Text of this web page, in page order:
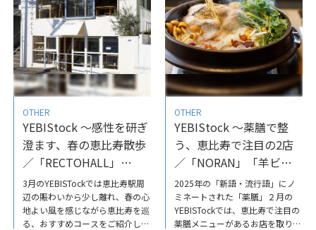
ホテル東京の緑豊かな庭と恵比寿
の隠れ家カフェで過ごす、涼やか
なひととき
「MUSIC×BEER×FOOD×GREE
N」恵比寿ガーデンプレイスを訪
れて、素晴らしい音楽との出会い
を心ゆくまで楽しんでください♪
詳細記事はこちらYEBIStock～
2026年も開催決定！音楽が恵比
寿のまちを彩る
「EBISUBloomin’JAZZGARDEN
」
OTHER
YEBIStock ～感性を研ぎ
澄ます、春の恵比寿散歩
／「RECTOHALL」
「nomad」
3月のYEBISTockでは恵比寿駅周
辺の賑わいから少し離れ、春の心
地よい風を感じながら恵比寿を巡
る、おすすめコースをご紹介して
OTHER
YEBIStock ～薬膳で整
う、恵比寿で注目の2店
／「NORAN」「羊ビヨ
リ」
2025年の「新語・流行語」にノ
ミネートされた「薬膳」２月の
YEBISTockでは、恵比寿で注目の
薬膳メニューがあるお店を取り上